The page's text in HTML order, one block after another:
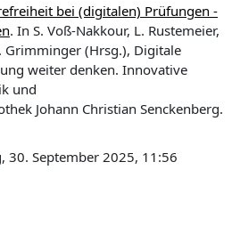
bei (digitalen) Prüfungen -
. In S. Voß-Nakkour, L. Rustemeier,
Grimminger (Hrsg.), Digitale
weiter denken. Innovative
und
Johann Christian Senckenberg.
30. September 2025, 11:56